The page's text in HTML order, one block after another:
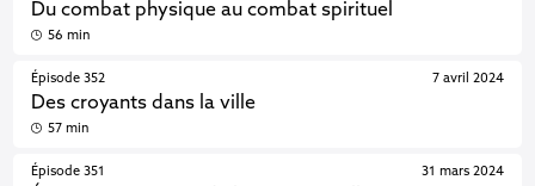
Du combat physique au combat spirituel
56 min
Épisode 352
Des croyants dans la ville
7 avril 2024
57 min
Épisode 351 31 mars 2024